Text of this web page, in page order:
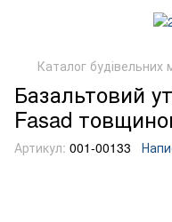
Каталог будівельних
Базальтовий
Fasad
Артикул: 001-00133